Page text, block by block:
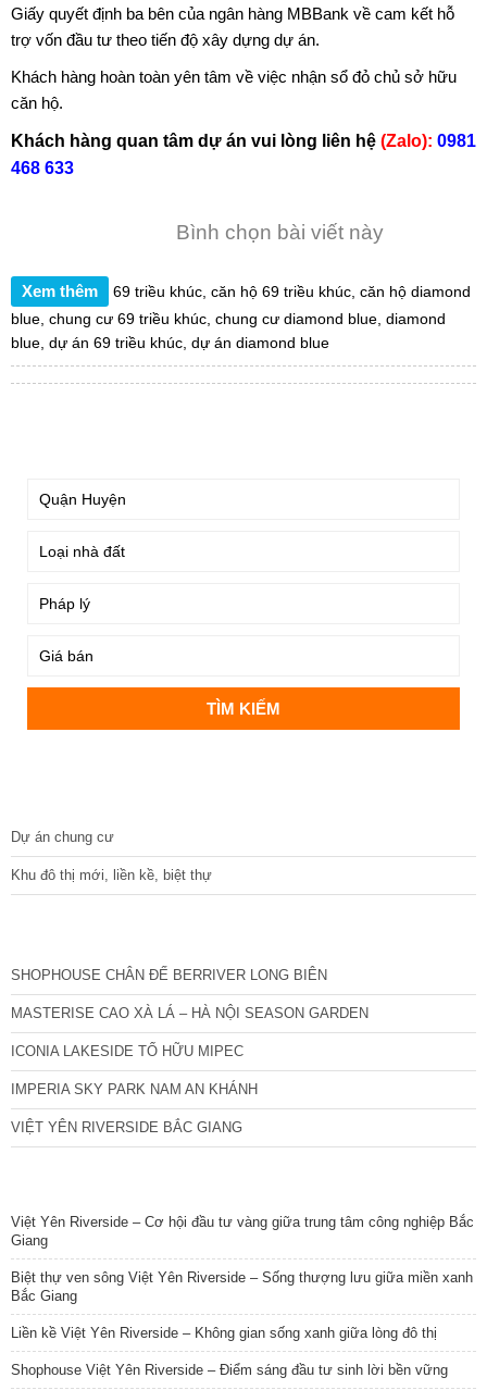
Giấy quyết định ba bên của ngân hàng MBBank về cam kết hỗ
trợ vốn đầu tư theo tiến độ xây dựng dự án.
Khách hàng hoàn toàn yên tâm về việc nhận sổ đỏ chủ sở hữu
căn hộ.
Khách hàng quan tâm dự án vui lòng liên hệ (Zalo): 0981
468 633
Bình chọn bài viết này
Xem thêm 69 triều khúc căn hộ 69 triều khúc căn hộ diamond
blue chung cư 69 triều khúc chung cư diamond blue diamond
blue dự án 69 triều khúc dự án diamond blue
Dự án chung cư
Khu đô thị mới, liền kề, biệt thự
SHOPHOUSE CHÂN ĐẾ BERRIVER LONG BIÊN
MASTERISE CAO XÀ LÁ – HÀ NỘI SEASON GARDEN
ICONIA LAKESIDE TỐ HỮU MIPEC
IMPERIA SKY PARK NAM AN KHÁNH
VIỆT YÊN RIVERSIDE BẮC GIANG
Việt Yên Riverside – Cơ hội đầu tư vàng giữa trung tâm công nghiệp Bắc
Giang
Biệt thự ven sông Việt Yên Riverside – Sống thượng lưu giữa miền xanh
Bắc Giang
Liền kề Việt Yên Riverside – Không gian sống xanh giữa lòng đô thị
Shophouse Việt Yên Riverside – Điểm sáng đầu tư sinh lời bền vững